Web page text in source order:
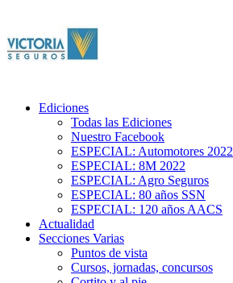
Ediciones
Todas las Ediciones
Nuestro Facebook
ESPECIAL: Automotores 2022
ESPECIAL: 8M 2022
ESPECIAL: Agro Seguros
ESPECIAL: 80 años SSN
ESPECIAL: 120 años AACS
Actualidad
Secciones Varias
Puntos de vista
Cursos, jornadas, concursos